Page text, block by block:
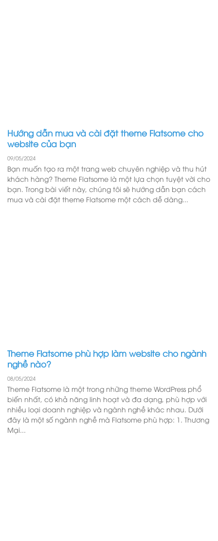
Hướng dẫn mua và cài đặt theme Flatsome cho
website của bạn
09/05/2024
Bạn muốn tạo ra một trang web chuyên nghiệp và thu hút
khách hàng? Theme Flatsome là một lựa chọn tuyệt vời cho
bạn. Trong bài viết này, chúng tôi sẽ hướng dẫn bạn cách
mua và cài đặt theme Flatsome một cách dễ dàng...
Theme Flatsome phù hợp làm website cho ngành
nghề nào?
08/05/2024
Theme Flatsome là một trong những theme WordPress phổ
biến nhất, có khả năng linh hoạt và đa dạng, phù hợp với
nhiều loại doanh nghiệp và ngành nghề khác nhau. Dưới
đây là một số ngành nghề mà Flatsome phù hợp: 1. Thương
Mại...